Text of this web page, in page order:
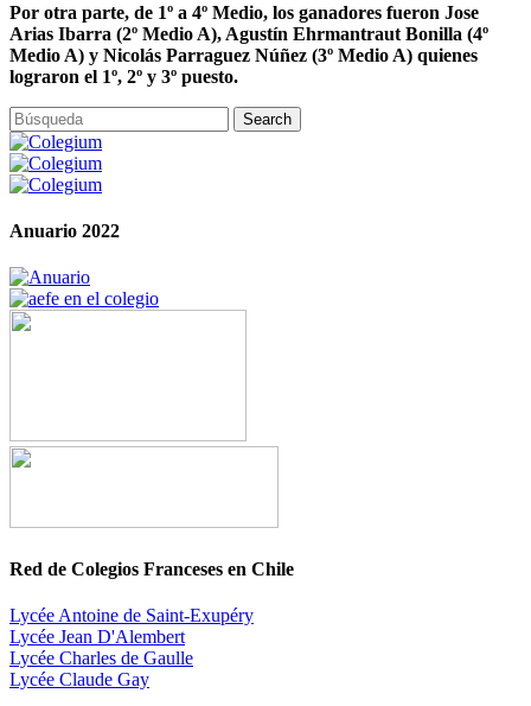
Por otra parte, de 1º a 4º Medio, los ganadores fueron Jose
Arias Ibarra (2º Medio A), Agustín Ehrmantraut Bonilla (4º
Medio A) y Nicolás Parraguez Núñez (3º Medio A) quienes
lograron el 1º, 2º y 3º puesto.
Anuario 2022
Red de Colegios Franceses en Chile
Lycée Antoine de Saint-Exupéry
Lycée Jean D'Alembert
Lycée Charles de Gaulle
Lycée Claude Gay